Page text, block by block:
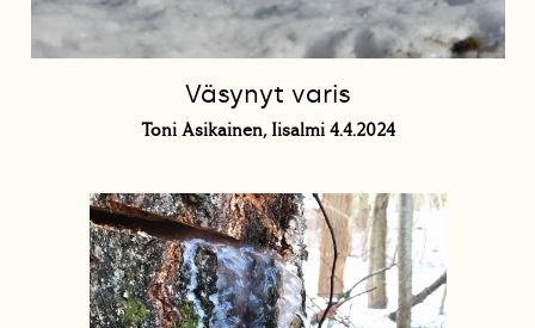
Väsynyt varis
Toni Asikainen, Iisalmi 4.4.2024